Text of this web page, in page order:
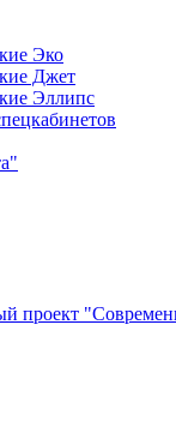
Эко
Джет
Эллипс
проект